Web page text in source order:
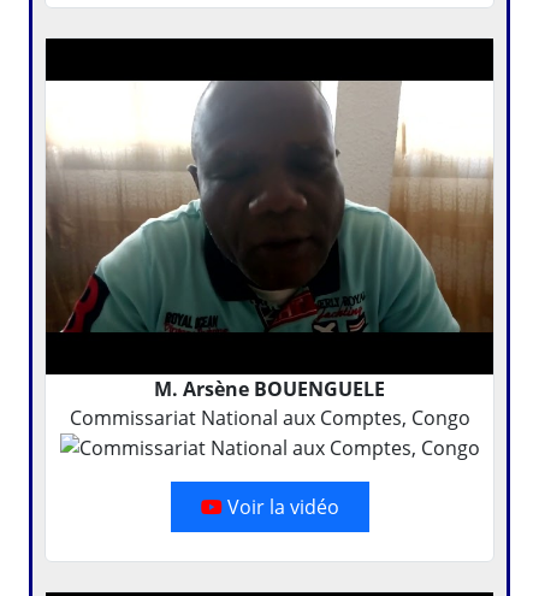
M. Arsène BOUENGUELE
Commissariat National aux Comptes, Congo
Voir la vidéo